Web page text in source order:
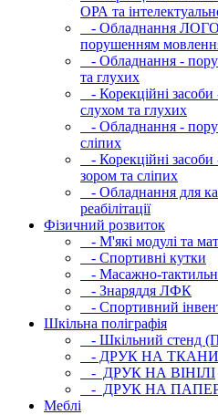
ОРА та
- Обладнання
порушенням
- Обладнання -
та глухих
- Корекційні
слухом та глухих
- Обладнання -
сліпих
- Корекційні
зором та сліпих
- Обладнання для
реабілітації
Фізичний розвиток
- М'які модулi та
- Спортивні кутки
- Масажно-
- Знаряддя ЛФК
- Спортивний
Шкільна поліграфія
- Шкільний стенд
- ДРУК НА
- ДРУК НА ВІНІЛІ
- ДРУК НА
Меблі